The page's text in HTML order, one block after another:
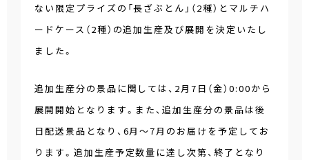
ない限定プライズの「長ざぶとん」（2種）とマルチハ
ードケース（2種）の追加生産及び展開を決定いたし
ました。
追加生産分の景品に関しては、2月7日（金）0:00から
展開開始となります。また、追加生産分の景品は後
日配送景品となり、6月～7月のお届けを予定してお
ります。追加生産予定数量に達し次第、終了となり